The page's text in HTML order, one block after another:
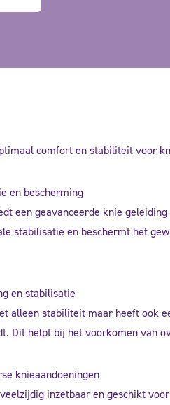
comfort en stabiliteit voor
en bescherming
een geavanceerde knie
stabilisatie en beschermt het
en stabilisatie
alleen stabiliteit maar heeft ook
Dit helpt bij het voorkomen van
knieaandoeningen
inzetbaar en geschikt